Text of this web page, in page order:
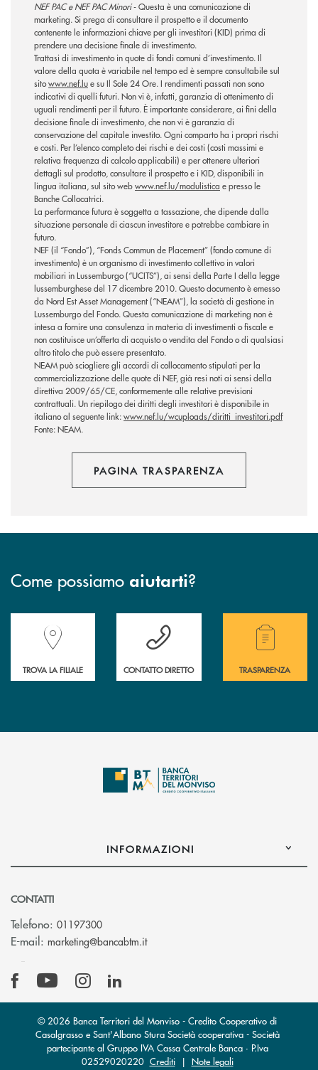
NEF PAC e NEF PAC Minori-Questa è una comunicazione di
marketing. Si prega di consultare il prospetto e il documento
contenente le informazioni chiave per gli investitori (KID) prima di
prendere una decisione finale di investimento.
Trattasi di investimento in quote di fondi comuni d’investimento. Il
valore della quota è variabile nel tempo ed è sempre consultabile sul
sitowww.nef.lue su Il Sole 24 Ore. I rendimenti passati non sono
indicativi di quelli futuri. Non vi è, infatti, garanzia di ottenimento di
uguali rendimenti per il futuro. È importante considerare, ai fini della
decisione finale di investimento, che non vi è garanzia di
conservazione del capitale investito. Ogni comparto ha i propri rischi
e costi. Per l’elenco completo dei rischi e dei costi (costi massimi e
relativa frequenza di calcolo applicabili) e per ottenere ulteriori
dettagli sul prodotto, consultare il prospetto e i KID, disponibili in
lingua italiana, sul sito webwww.nef.lu/modulistica e presso le
Banche Collocatrici.
La performance futura è soggetta a tassazione, che dipende dalla
situazione personale di ciascun investitore e potrebbe cambiare in
futuro.
NEF (il “Fondo”), “Fonds Commun de Placement” (fondo comune di
investimento) è un organismo di investimento collettivo in valori
mobiliari in Lussemburgo (“UCITS”), ai sensi della Parte I della legge
lussemburghese del 17 dicembre 2010. Questo documento è emesso
da Nord Est Asset Management (“NEAM”), la società di gestione in
Lussemburgo del Fondo. Questa comunicazione di marketing non è
intesa a fornire una consulenza in materia di investimenti o fiscale e
non costituisce un’offerta di acquisto o vendita del Fondo o di qualsiasi
altro titolo che può essere presentato.
NEAM può sciogliere gli accordi di collocamento stipulati per la
commercializzazione delle quote di NEF, già resi noti ai sensi della
direttiva 2009/65/CE, conformemente alle relative previsioni
contrattuali. Un riepilogo dei diritti degli investitori è disponibile in
italiano al seguente link:www.nef.lu/wcuploads/diritti_investitori.pdf
Fonte: NEAM.
PAGINA TRASPARENZA
Come possiamo aiutarti?
Accedi all' elenco completo delle filiali della Banca.
TROVA LA FILIALE
Hai bisogno di assistenza immediata?
CONTATTO DIRETTO
Hai bisogno di
TRASPARENZA
INFORMAZIONI
CONTATTI
Telefono: 01197300
E-mail: marketing@bancabtm.it(si apre l’app di posta elettronica)
© 2026 Banca Territori del Monviso - Credito Cooperativo di
Casalgrasso e Sant'Albano Stura Società cooperativa - Società
partecipante al Gruppo IVA Cassa Centrale Banca · P.Iva
02529020220 Crediti| Note legali